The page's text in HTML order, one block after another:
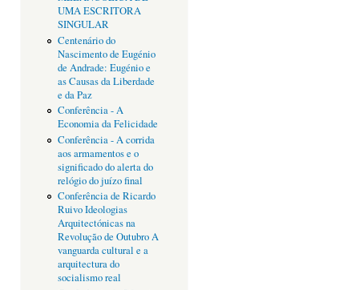
UMA ESCRITORA
SINGULAR
Centenário do
Nascimento de Eugénio
de Andrade: Eugénio e
as Causas da Liberdade
e da Paz
Conferência - A
Economia da Felicidade
Conferência - A corrida
aos armamentos e o
significado do alerta do
relógio do juízo final
Conferência de Ricardo
Ruivo Ideologias
Arquitectónicas na
Revolução de Outubro A
vanguarda cultural e a
arquitectura do
socialismo real